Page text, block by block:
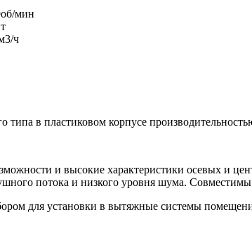
мин
ч
типа в пластиковом корпусе
и высокие характеристики осевых и
потока и низкого уровня шума.
для установки в вытяжные системы